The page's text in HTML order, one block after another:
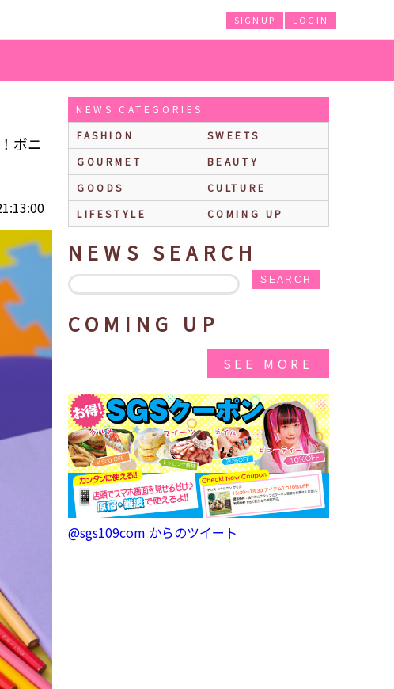
LOGIN
SIGNUP
やサニーサイド保育園のお部屋をイメージしたメニューも♪
ボニ
NEWS CATEGORIES
FASHION
SWEETS
GOURMET
BEAUTY
GOODS
CULTURE
LIFESTYLE
COMING UP
NEWS SEARCH
SEARCH
COMING UP
SEE MORE
@sgs109com からのツイート